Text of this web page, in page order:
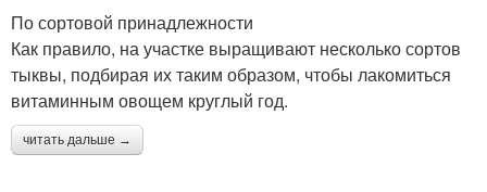
По сортовой принадлежности
Как правило, на участке выращивают несколько сортов
тыквы, подбирая их таким образом, чтобы лакомиться
витаминным овощем круглый год.
читать дальше →